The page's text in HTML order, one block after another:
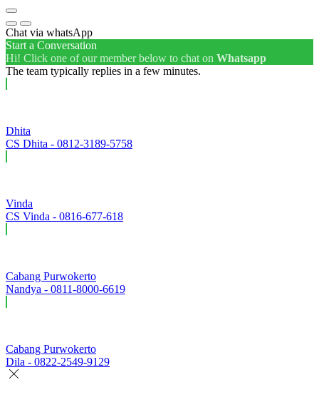
Chat via whatsApp
Start a Conversation
Hi! Click one of our member below to chat on Whatsapp
The team typically replies in a few minutes.
Dhita
CS Dhita - 0812-3189-5758
Vinda
CS Vinda - 0816-677-618
Cabang Purwokerto
Nandya - 0811-8000-6619
Cabang Purwokerto
Dila - 0822-2549-9129